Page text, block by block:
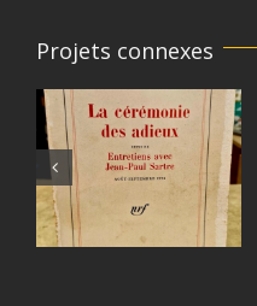
Projets connexes